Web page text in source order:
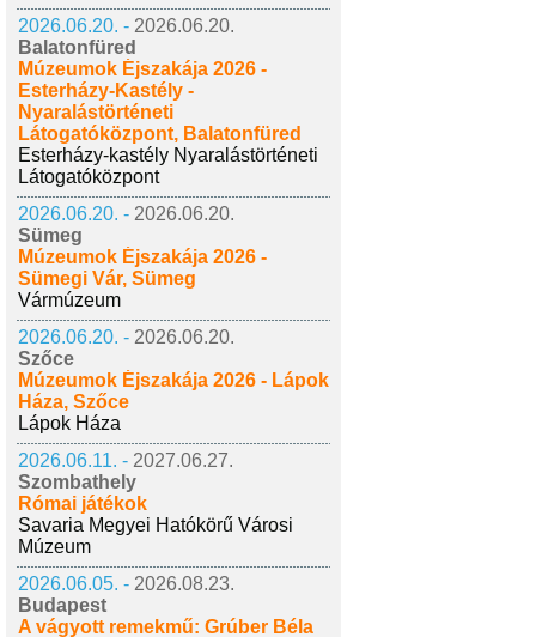
2026.06.20. - 2026.06.20.
Balatonfüred
Múzeumok Éjszakája 2026 -
Esterházy-Kastély -
Nyaralástörténeti
Látogatóközpont, Balatonfüred
Esterházy-kastély Nyaralástörténeti
Látogatóközpont
2026.06.20. - 2026.06.20.
Sümeg
Múzeumok Éjszakája 2026 -
Sümegi Vár, Sümeg
Vármúzeum
2026.06.20. - 2026.06.20.
Szőce
Múzeumok Éjszakája 2026 - Lápok
Háza, Szőce
Lápok Háza
2026.06.11. - 2027.06.27.
Szombathely
Római játékok
Savaria Megyei Hatókörű Városi
Múzeum
2026.06.05. - 2026.08.23.
Budapest
A vágyott remekmű: Grúber Béla